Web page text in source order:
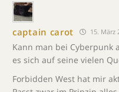
captain carot 15. März
Kann man bei Cyberpunk
es sich auf seine vielen
Forbidden West hat mir